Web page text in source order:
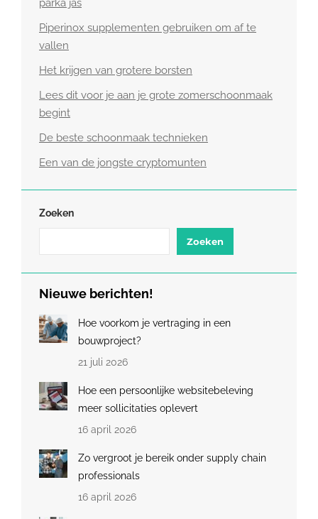
parka jas
Piperinox supplementen gebruiken om af te
vallen
Het krijgen van grotere borsten
Lees dit voor je aan je grote zomerschoonmaak
begint
De beste schoonmaak technieken
Een van de jongste cryptomunten
Zoeken
Zoeken
Nieuwe berichten!
Hoe voorkom je vertraging in een
bouwproject?
21 juli 2026
Hoe een persoonlijke websitebeleving
meer sollicitaties oplevert
16 april 2026
Zo vergroot je bereik onder supply chain
professionals
16 april 2026